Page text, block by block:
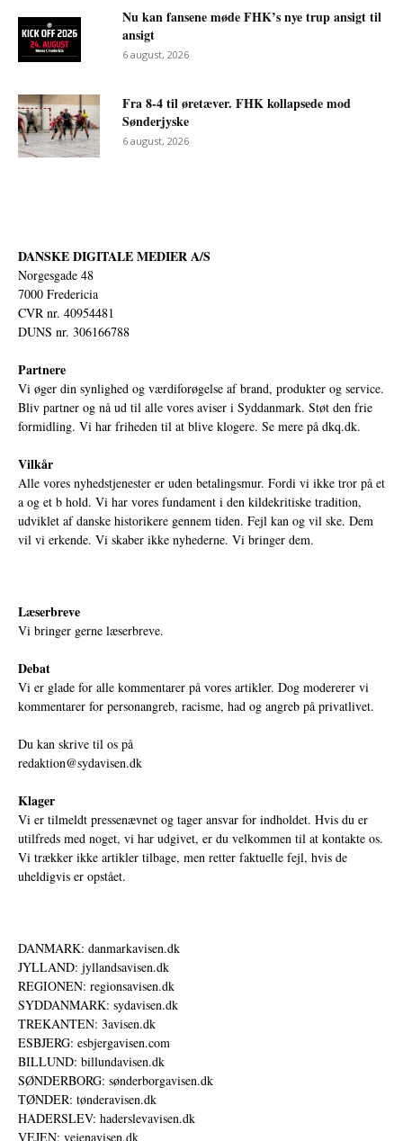
Nu kan fansene møde FHK’s nye trup ansigt til
ansigt
6 august, 2026
Fra 8-4 til øretæver. FHK kollapsede mod
Sønderjyske
6 august, 2026
DANSKE DIGITALE MEDIER A/S
Norgesgade 48
7000 Fredericia
CVR nr. 40954481
DUNS nr. 306166788
Partnere
Vi øger din synlighed og værdiforøgelse af brand, produkter og service.
Bliv partner og nå ud til alle vores aviser i Syddanmark. Støt den frie
formidling. Vi har friheden til at blive klogere. Se mere på dkq.dk.
Vilkår
Alle vores nyhedstjenester er uden betalingsmur. Fordi vi ikke tror på et
a og et b hold. Vi har vores fundament i den kildekritiske tradition,
udviklet af danske historikere gennem tiden. Fejl kan og vil ske. Dem
vil vi erkende. Vi skaber ikke nyhederne. Vi bringer dem.
Læserbreve
Vi bringer gerne læserbreve.
Debat
Vi er glade for alle kommentarer på vores artikler. Dog modererer vi
kommentarer for personangreb, racisme, had og angreb på privatlivet.
Du kan skrive til os på
redaktion@sydavisen.dk
Klager
Vi er tilmeldt pressenævnet og tager ansvar for indholdet. Hvis du er
utilfreds med noget, vi har udgivet, er du velkommen til at kontakte os.
Vi trækker ikke artikler tilbage, men retter faktuelle fejl, hvis de
uheldigvis er opstået.
DANMARK: danmarkavisen.dk
JYLLAND: jyllandsavisen.dk
REGIONEN: regionsavisen.dk
SYDDANMARK: sydavisen.dk
TREKANTEN: 3avisen.dk
ESBJERG: esbjergavisen.com
BILLUND: billundavisen.dk
SØNDERBORG: sønderborgavisen.dk
TØNDER: tønderavisen.dk
HADERSLEV: haderslevavisen.dk
VEJEN: vejenavisen.dk